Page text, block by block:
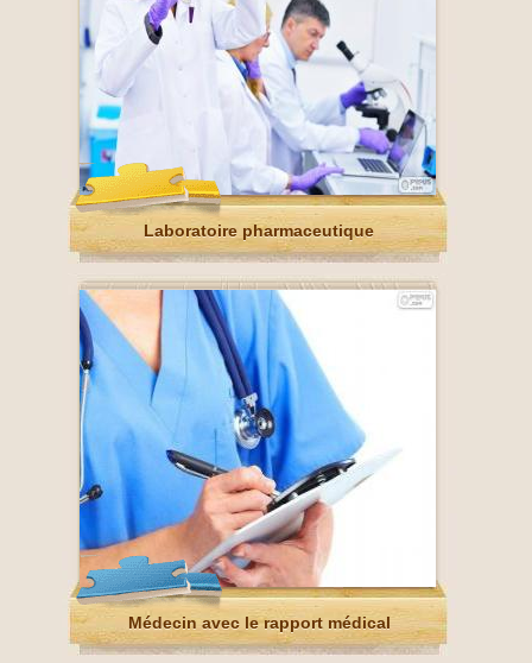
Laboratoire pharmaceutique
Médecin avec le rapport médical